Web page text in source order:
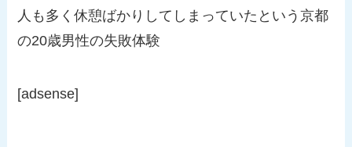
人も多く休憩ばかりしてしまっていたという京都
の20歳男性の失敗体験
[adsense]